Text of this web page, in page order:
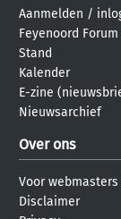
Aanmelden /
Feyenoord Forum
Stand
Kalender
E-zine
Nieuwsarchief
Over ons
Voor webmasters
Disclaimer